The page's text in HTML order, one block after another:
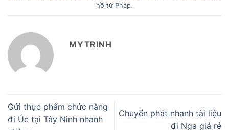
hồ từ Pháp.
MYTRINH
Gửi thực phẩm chức năng
đi Úc tại Tây Ninh nhanh
Chuyển phát nhanh tài liệu
đi Nga giá rẻ